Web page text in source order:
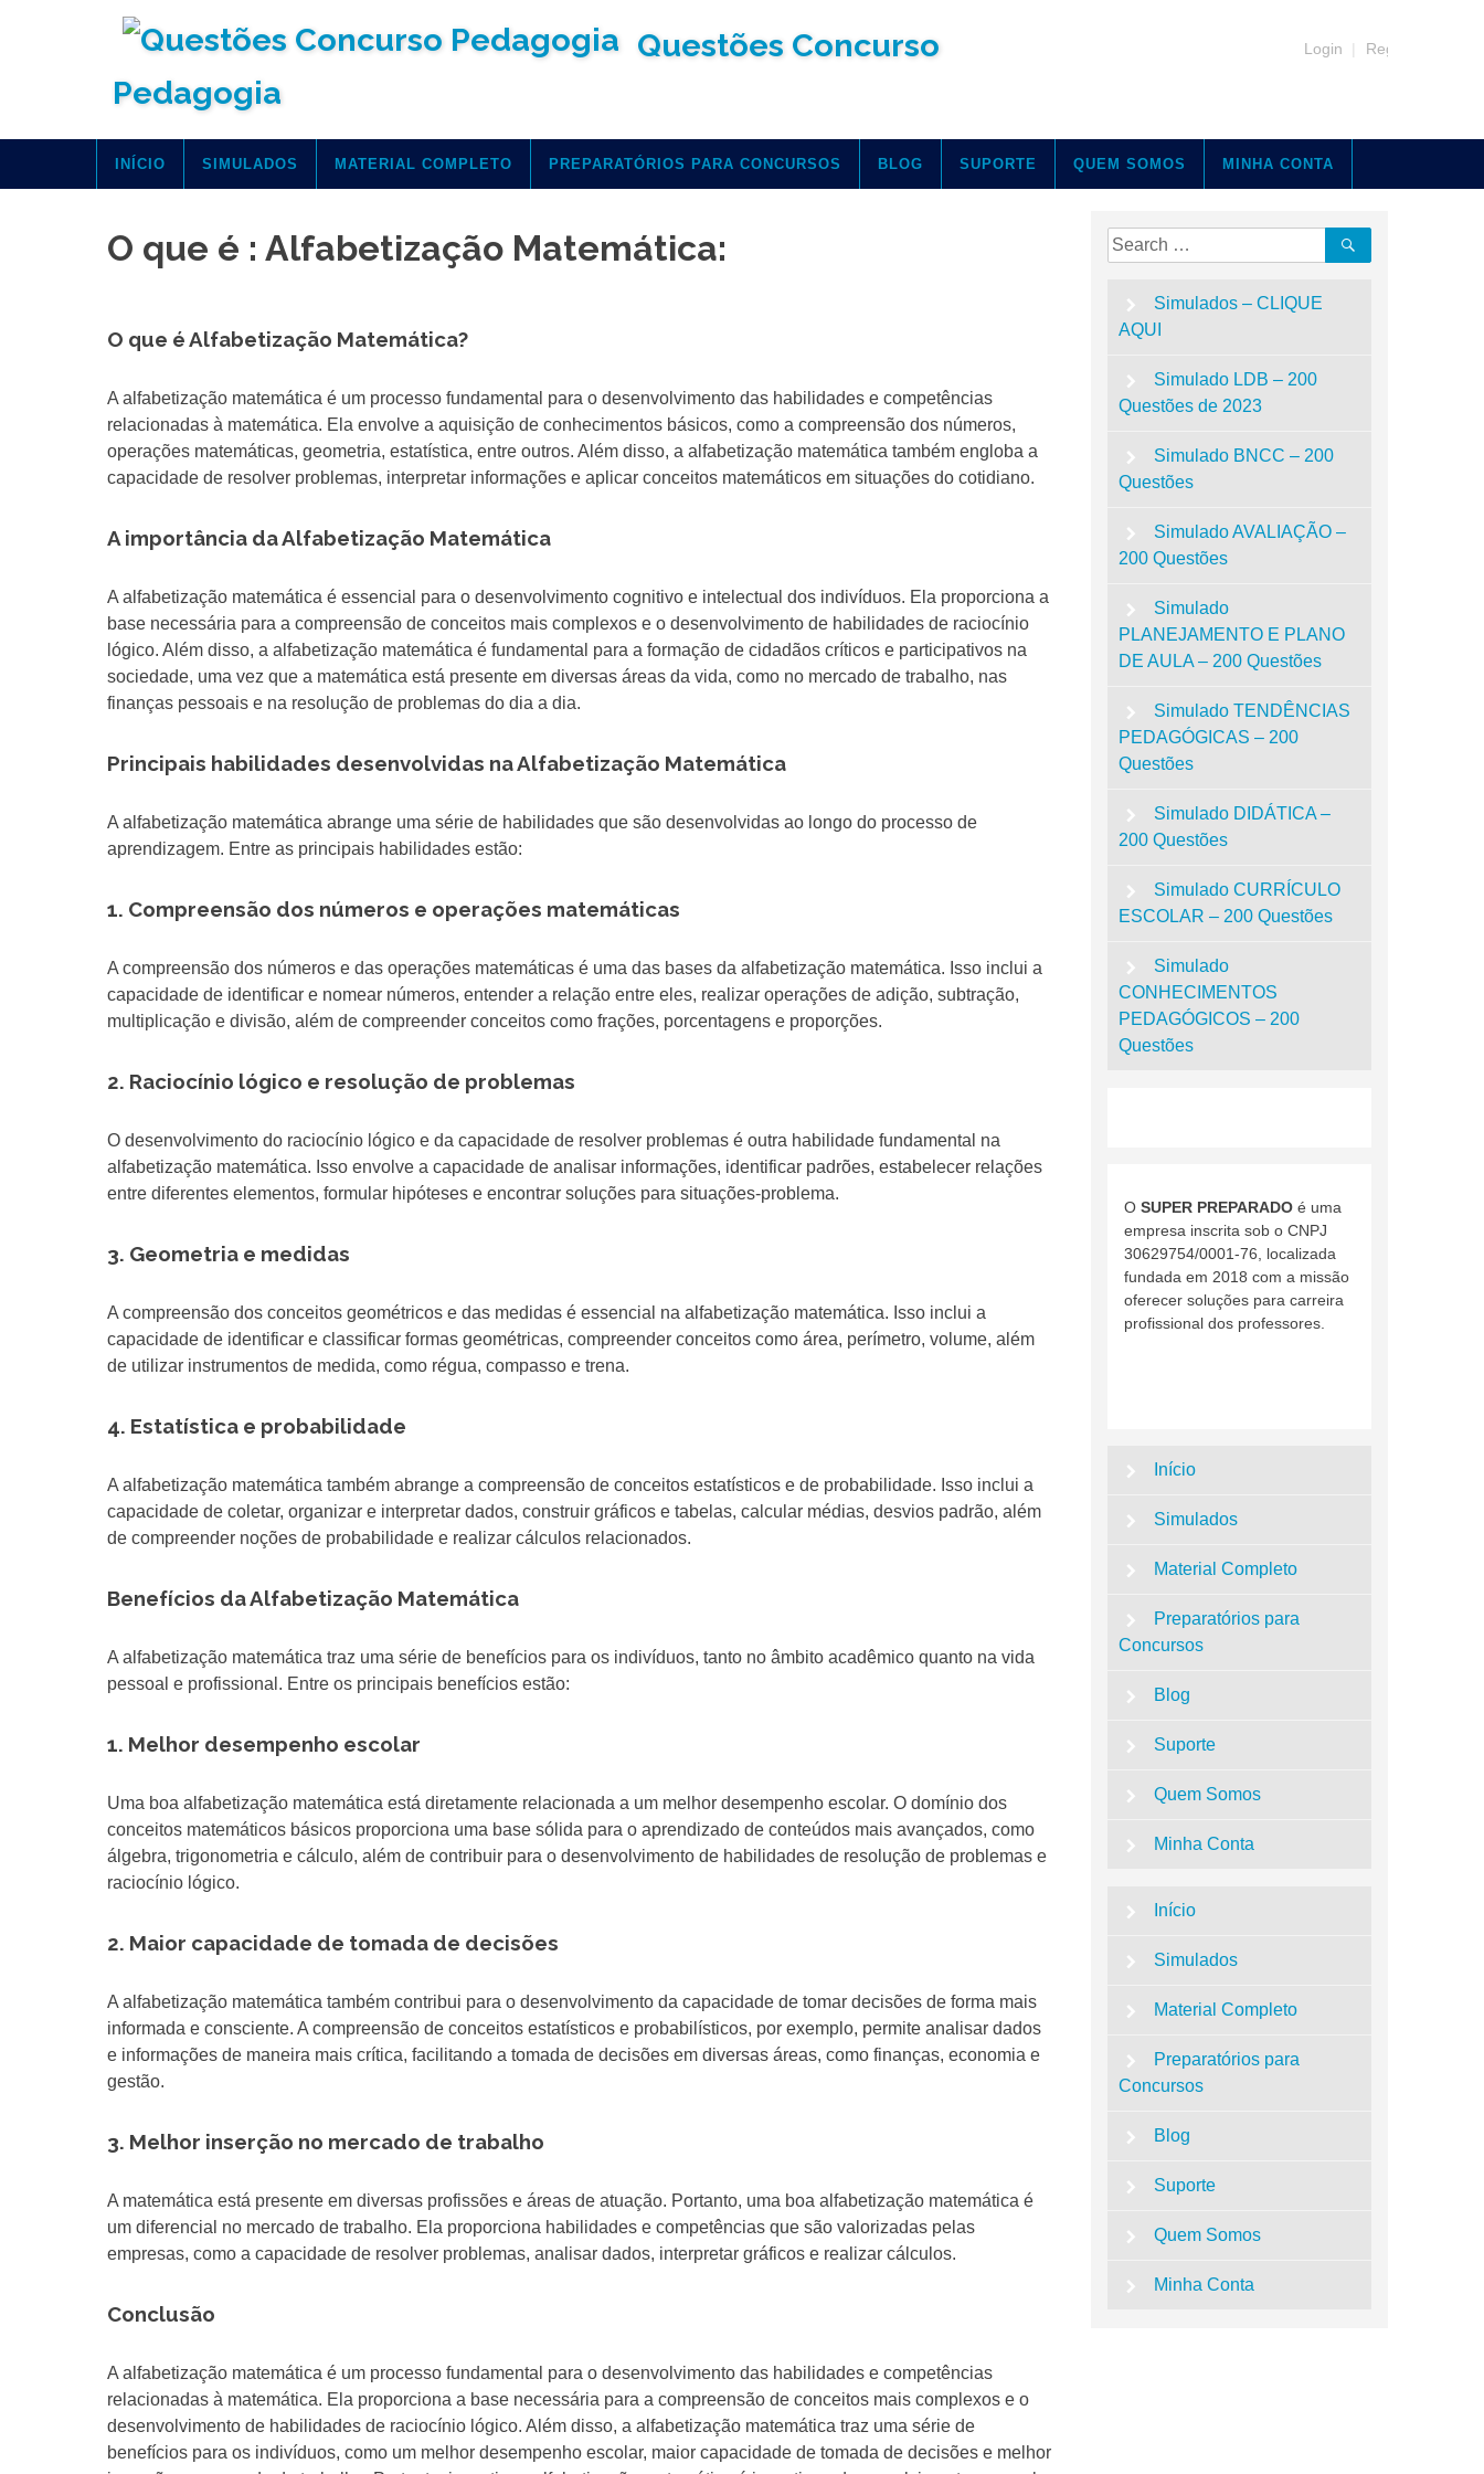
Questões Concurso
Pedagogia
Login | Register
INÍCIO SIMULADOS MATERIAL COMPLETO PREPARATÓRIOS PARA CONCURSOS BLOG SUPORTE QUEM SOMOS MINHA CONTA
O que é : Alfabetização Matemática:
O que é Alfabetização Matemática?
A alfabetização matemática é um processo fundamental para o desenvolvimento das habilidades e competências
relacionadas à matemática. Ela envolve a aquisição de conhecimentos básicos, como a compreensão dos números,
operações matemáticas, geometria, estatística, entre outros. Além disso, a alfabetização matemática também engloba a
capacidade de resolver problemas, interpretar informações e aplicar conceitos matemáticos em situações do cotidiano.
A importância da Alfabetização Matemática
A alfabetização matemática é essencial para o desenvolvimento cognitivo e intelectual dos indivíduos. Ela proporciona a
base necessária para a compreensão de conceitos mais complexos e o desenvolvimento de habilidades de raciocínio
lógico. Além disso, a alfabetização matemática é fundamental para a formação de cidadãos críticos e participativos na
sociedade, uma vez que a matemática está presente em diversas áreas da vida, como no mercado de trabalho, nas
finanças pessoais e na resolução de problemas do dia a dia.
Principais habilidades desenvolvidas na Alfabetização Matemática
A alfabetização matemática abrange uma série de habilidades que são desenvolvidas ao longo do processo de
aprendizagem. Entre as principais habilidades estão:
1. Compreensão dos números e operações matemáticas
A compreensão dos números e das operações matemáticas é uma das bases da alfabetização matemática. Isso inclui a
capacidade de identificar e nomear números, entender a relação entre eles, realizar operações de adição, subtração,
multiplicação e divisão, além de compreender conceitos como frações, porcentagens e proporções.
2. Raciocínio lógico e resolução de problemas
O desenvolvimento do raciocínio lógico e da capacidade de resolver problemas é outra habilidade fundamental na
alfabetização matemática. Isso envolve a capacidade de analisar informações, identificar padrões, estabelecer relações
entre diferentes elementos, formular hipóteses e encontrar soluções para situações-problema.
3. Geometria e medidas
A compreensão dos conceitos geométricos e das medidas é essencial na alfabetização matemática. Isso inclui a
capacidade de identificar e classificar formas geométricas, compreender conceitos como área, perímetro, volume, além
de utilizar instrumentos de medida, como régua, compasso e trena.
4. Estatística e probabilidade
A alfabetização matemática também abrange a compreensão de conceitos estatísticos e de probabilidade. Isso inclui a
capacidade de coletar, organizar e interpretar dados, construir gráficos e tabelas, calcular médias, desvios padrão, além
de compreender noções de probabilidade e realizar cálculos relacionados.
Benefícios da Alfabetização Matemática
A alfabetização matemática traz uma série de benefícios para os indivíduos, tanto no âmbito acadêmico quanto na vida
pessoal e profissional. Entre os principais benefícios estão:
1. Melhor desempenho escolar
Uma boa alfabetização matemática está diretamente relacionada a um melhor desempenho escolar. O domínio dos
conceitos matemáticos básicos proporciona uma base sólida para o aprendizado de conteúdos mais avançados, como
álgebra, trigonometria e cálculo, além de contribuir para o desenvolvimento de habilidades de resolução de problemas e
raciocínio lógico.
2. Maior capacidade de tomada de decisões
A alfabetização matemática também contribui para o desenvolvimento da capacidade de tomar decisões de forma mais
informada e consciente. A compreensão de conceitos estatísticos e probabilísticos, por exemplo, permite analisar dados
e informações de maneira mais crítica, facilitando a tomada de decisões em diversas áreas, como finanças, economia e
gestão.
3. Melhor inserção no mercado de trabalho
A matemática está presente em diversas profissões e áreas de atuação. Portanto, uma boa alfabetização matemática é
um diferencial no mercado de trabalho. Ela proporciona habilidades e competências que são valorizadas pelas
empresas, como a capacidade de resolver problemas, analisar dados, interpretar gráficos e realizar cálculos.
Conclusão
A alfabetização matemática é um processo fundamental para o desenvolvimento das habilidades e competências
relacionadas à matemática. Ela proporciona a base necessária para a compreensão de conceitos mais complexos e o
desenvolvimento de habilidades de raciocínio lógico. Além disso, a alfabetização matemática traz uma série de
benefícios para os indivíduos, como um melhor desempenho escolar, maior capacidade de tomada de decisões e melhor
Search
for:
Simulados – CLIQUE
AQUI
Simulado LDB – 200
Questões de 2023
Simulado BNCC – 200
Questões
Simulado AVALIAÇÃO –
200 Questões
Simulado
PLANEJAMENTO E PLANO
DE AULA – 200 Questões
Simulado TENDÊNCIAS
PEDAGÓGICAS – 200
Questões
Simulado DIDÁTICA –
200 Questões
Simulado CURRÍCULO
ESCOLAR – 200 Questões
Simulado
CONHECIMENTOS
PEDAGÓGICOS – 200
Questões
O SUPER PREPARADOé uma
empresa inscrita sob o CNPJ
30629754/0001-76, localizada
fundada em 2018 com a missão
oferecer soluções para carreira
profissional dos professores.
Início
Simulados
Material Completo
Preparatórios para
Concursos
Blog
Suporte
Quem Somos
Minha Conta
Início
Simulados
Material Completo
Preparatórios para
Concursos
Blog
Suporte
Quem Somos
Minha Conta